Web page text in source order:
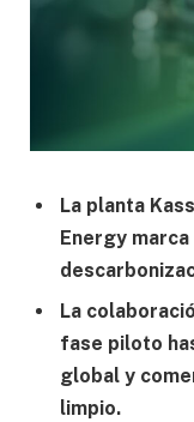
La planta
Energy
La
fase piloto
global y
limpio.